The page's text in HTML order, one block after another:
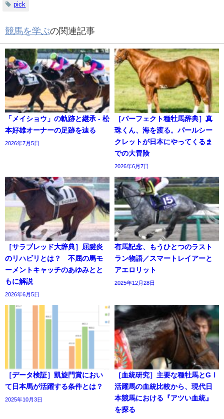
pick
競馬を学ぶの関連記事
「メイショウ」の軌跡と継承 - 松
本好雄オーナーの足跡を辿る
2026年7月5日
［パーフェクト種牡馬辞典］真
珠くん、海を渡る。パールシー
クレットが日本にやってくるま
での大冒険
2026年6月7日
［サラブレッド大辞典］屈腱炎
のリハビリとは？ 不屈の馬モ
ーメントキャッチのあゆみとと
もに解説
2026年6月5日
有馬記念、もうひとつのラスト
ラン物語／スマートレイアーと
アエロリット
2025年12月28日
［データ検証］凱旋門賞におい
て日本馬が活躍する条件とは？
2025年10月3日
［血統研究］主要な種牡馬とGⅠ
活躍馬の血統比較から、現代日
本競馬における『アツい血統』
を探る